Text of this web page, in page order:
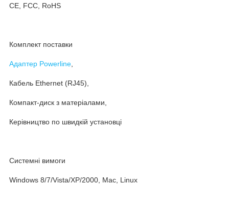
CE, FCC, RoHS
Комплект поставки
Адаптер Powerline
Кабель Ethernet (RJ45),
Компакт-диск з матеріалами,
Керівництво по швидкій установці
Системні вимоги
Windows 8/7/Vista/XP/2000, Mac, Linux